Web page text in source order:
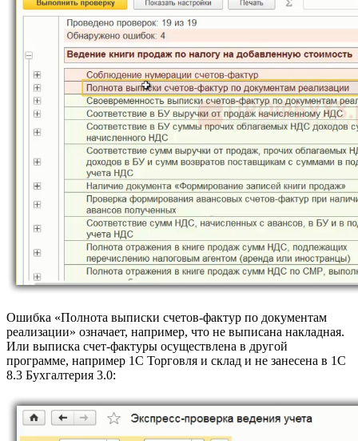
Ошибка «Полнота выписки счетов-фактур по документам
реализации» означает, например, что не выписана накладная.
Или выписка счет-фактуры осуществлена в другой
программе, например 1С Торговля и склад и не занесена в 1С
8.3 Бухгалтерия 3.0: